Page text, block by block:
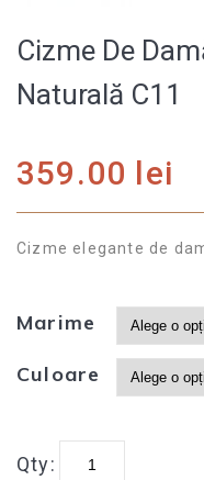
Cizme De
Naturală C11
359.00 lei
Cizme elegante de
Marime
Culoare
Qty: